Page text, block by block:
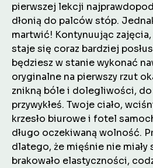
pierwszej lekcji
dłonią do palców stóp.
martwić! Kontynuując zajęcia,
staje się coraz bardziej
będziesz w stanie wykonać
oryginalne na pierwszy rzut
znikną bóle i dolegliwości,
przywykłeś. Twoje ciało,
krzesło biurowe i fotel
długo oczekiwaną wolność.
dlatego, że mięśnie nie miały
brakowało elastyczności,